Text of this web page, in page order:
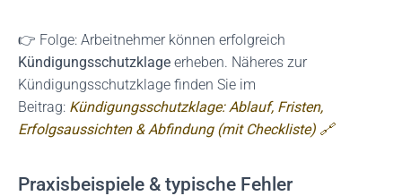
👉 Folge: Arbeitnehmer können erfolgreich
Kündigungsschutzklage erheben. Näheres zur
Kündigungsschutzklage finden Sie im
Beitrag: Kündigungsschutzklage: Ablauf, Fristen,
Erfolgsaussichten & Abfindung (mit Checkliste) 🔗
Praxisbeispiele & typische Fehler